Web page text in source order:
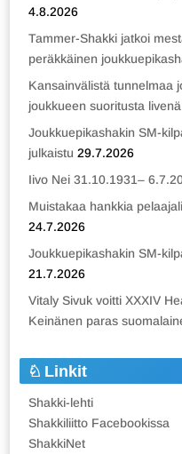
4.8.2026
Tammer-Shakki jatkoi
peräkkäinen
Kansainvälistä tunnelmaa
joukkueen suoritusta
Joukkuepikashakin SM-
julkaistu 29.7.2026
Iivo Nei 31.10.1931–
Muistakaa hankkia
24.7.2026
Joukkuepikashakin SM-
21.7.2026
Vitaly Sivuk voitti XXXIV
Keinänen paras
Linkit
Shakki-lehti
Shakkiliitto Facebookissa
ShakkiNet